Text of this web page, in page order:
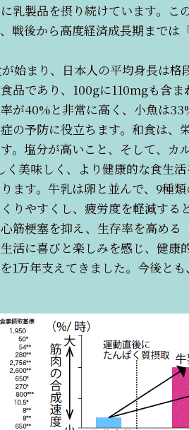
乳製品を摂り続けています。
戦後から高度経済成長期までは
始まり、日本人の平均身長は格
品であり、100gに110mgも含
が40%と非常に高く、小魚は
の予防に役立ちます。和食は、
。塩分が高いこと、そして、
美味しく、より健康的な食生活
ます。牛乳は卵と並んで、9種
りやすくし、疲労度を軽減す
筋梗塞を抑え、生存率を高め
活に喜びと楽しみを感じ、健
1万年支えてきました。今後と